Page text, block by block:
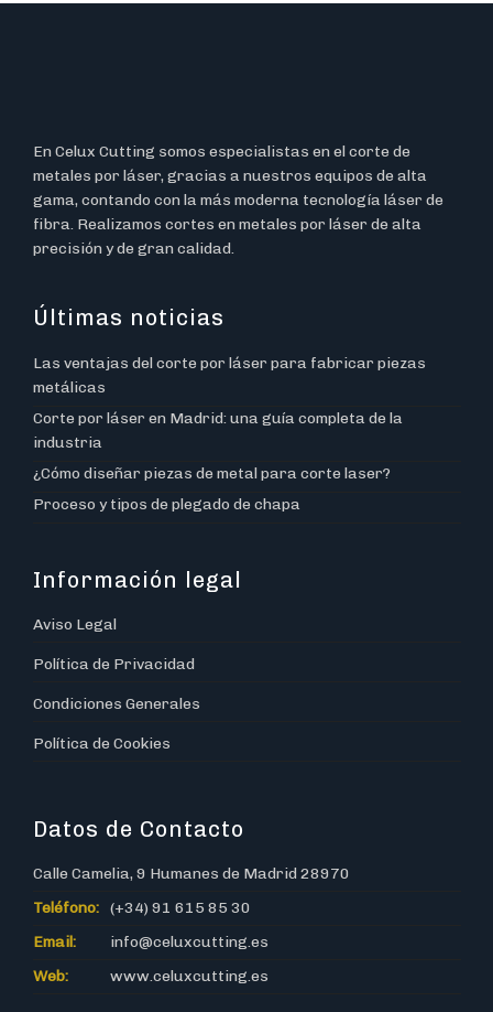
En Celux Cutting somos especialistas en el corte de
metales por láser, gracias a nuestros equipos de alta
gama, contando con la más moderna tecnología láser de
fibra. Realizamos cortes en metales por láser de alta
precisión y de gran calidad.
Últimas noticias
Las ventajas del corte por láser para fabricar piezas
metálicas
Corte por láser en Madrid: una guía completa de la
industria
¿Cómo diseñar piezas de metal para corte laser?
Proceso y tipos de plegado de chapa
Información legal
Aviso Legal
Política de Privacidad
Condiciones Generales
Política de Cookies
Datos de Contacto
Calle Camelia, 9 Humanes de Madrid 28970
Teléfono: (+34) 91 615 85 30
Email:
info@celuxcutting.es
Web:
www.celuxcutting.es